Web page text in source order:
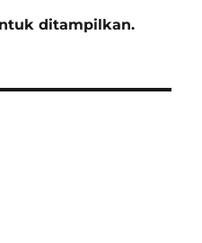
ditampilkan.